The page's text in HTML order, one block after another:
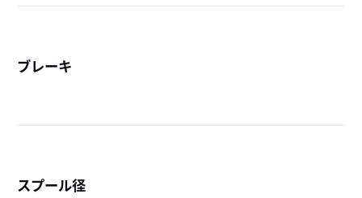
ブレーキ
スプール径